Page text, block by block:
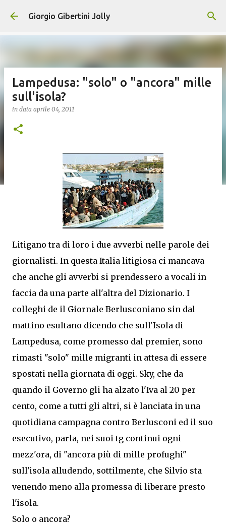
Passa ai contenuti principali
Giorgio Gibertini Jolly
Lampedusa: "solo" o "ancora" mille
sull'isola?
in data aprile 04, 2011
Litigano tra di loro i due avverbi nelle parole dei
giornalisti. In questa Italia litigiosa ci mancava
che anche gli avverbi si prendessero a vocali in
faccia da una parte all'altra del Dizionario. I
colleghi de il Giornale Berlusconiano sin dal
mattino esultano dicendo che sull'Isola di
Lampedusa, come promesso dal premier, sono
rimasti "solo" mille migranti in attesa di essere
spostati nella giornata di oggi. Sky, che da
quando il Governo gli ha alzato l'Iva al 20 per
cento, come a tutti gli altri, si è lanciata in una
quotidiana campagna contro Berlusconi ed il suo
esecutivo, parla, nei suoi tg continui ogni
mezz'ora, di "ancora più di mille profughi"
sull'isola alludendo, sottilmente, che Silvio sta
venendo meno alla promessa di liberare presto
l'isola.
Solo o ancora?